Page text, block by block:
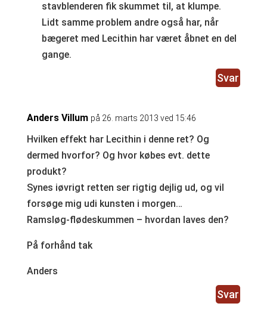
stavblenderen fik skummet til, at klumpe.
Lidt samme problem andre også har, når
bægeret med Lecithin har været åbnet en del
gange.
Svar
Anders Villum på 26. marts 2013 ved 15:46
Hvilken effekt har Lecithin i denne ret? Og
dermed hvorfor? Og hvor købes evt. dette
produkt?
Synes iøvrigt retten ser rigtig dejlig ud, og vil
forsøge mig udi kunsten i morgen…
Ramsløg-flødeskummen – hvordan laves den?
På forhånd tak
Anders
Svar